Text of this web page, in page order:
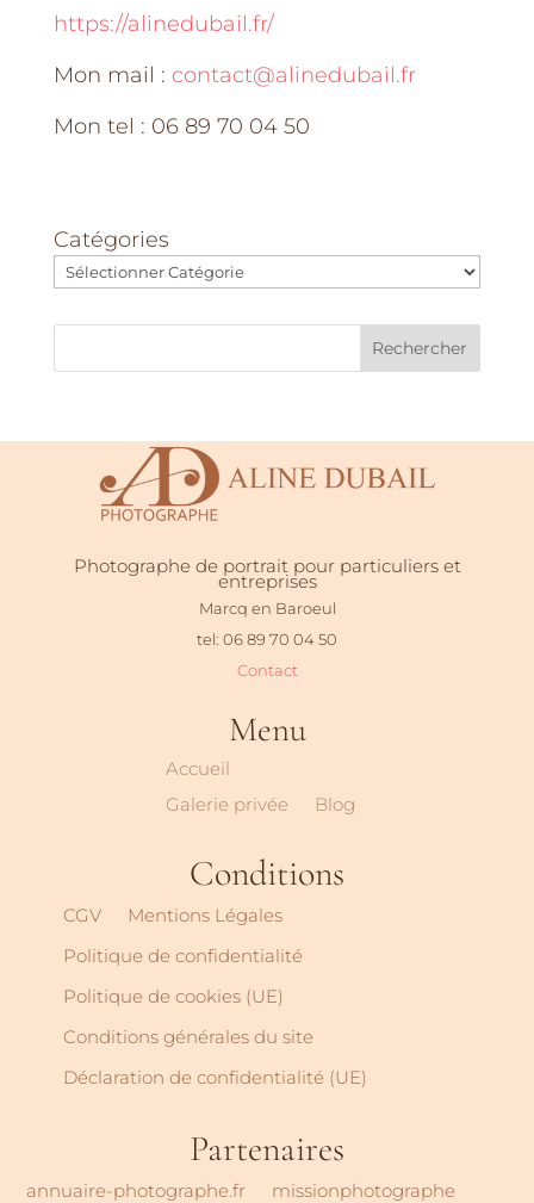
https://alinedubail.fr/
Mon mail : contact@alinedubail.fr
Mon tel : 06 89 70 04 50
Catégories
Rechercher
Photographe de portrait pour particuliers et
entreprises
Marcq en Baroeul
tel: 06 89 70 04 50
Contact
Menu
Accueil
Galerie privée
Blog
Conditions
CGV
Mentions Légales
Politique de confidentialité
Politique de cookies (UE)
Conditions générales du site
Déclaration de confidentialité (UE)
Partenaires
annuaire-photographe.fr missionphotographe